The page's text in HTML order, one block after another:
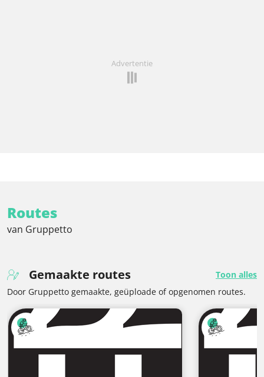
Advertentie
Routes
van Gruppetto
Gemaakte routes
Toon alles
Door Gruppetto gemaakte, geüploade of opgenomen routes.